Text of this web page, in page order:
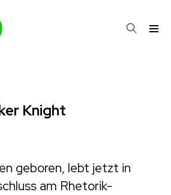
Knight
geboren, lebt jetzt in
am Rhetorik-